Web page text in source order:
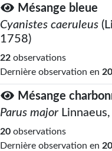
Mésange bleue
Cyanistes caeruleus
1758)
22 observations
Dernière observation en
Mésange
Parus major
20 observations
Dernière observation en